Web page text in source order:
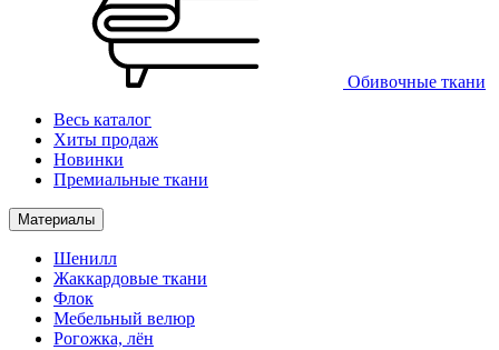
Обивочные ткани
Весь каталог
Хиты продаж
Новинки
Премиальные ткани
Материалы
Шенилл
Жаккардовые ткани
Флок
Мебельный велюр
Рогожка, лён